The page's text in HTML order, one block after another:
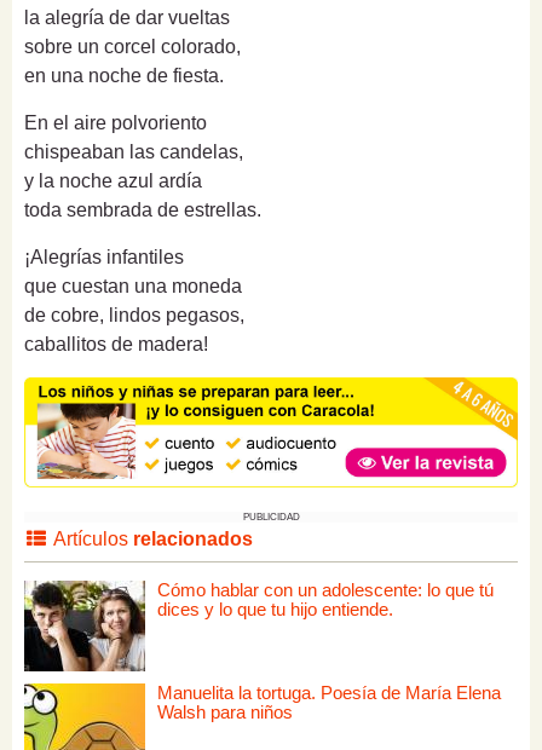
la alegría de dar vueltas
sobre un corcel colorado,
en una noche de fiesta.
En el aire polvoriento
chispeaban las candelas,
y la noche azul ardía
toda sembrada de estrellas.
¡Alegrías infantiles
que cuestan una moneda
de cobre, lindos pegasos,
caballitos de madera!
PUBLICIDAD
Artículos relacionados
Cómo hablar con un adolescente: lo que tú
dices y lo que tu hijo entiende.
Manuelita la tortuga. Poesía de María Elena
Walsh para niños